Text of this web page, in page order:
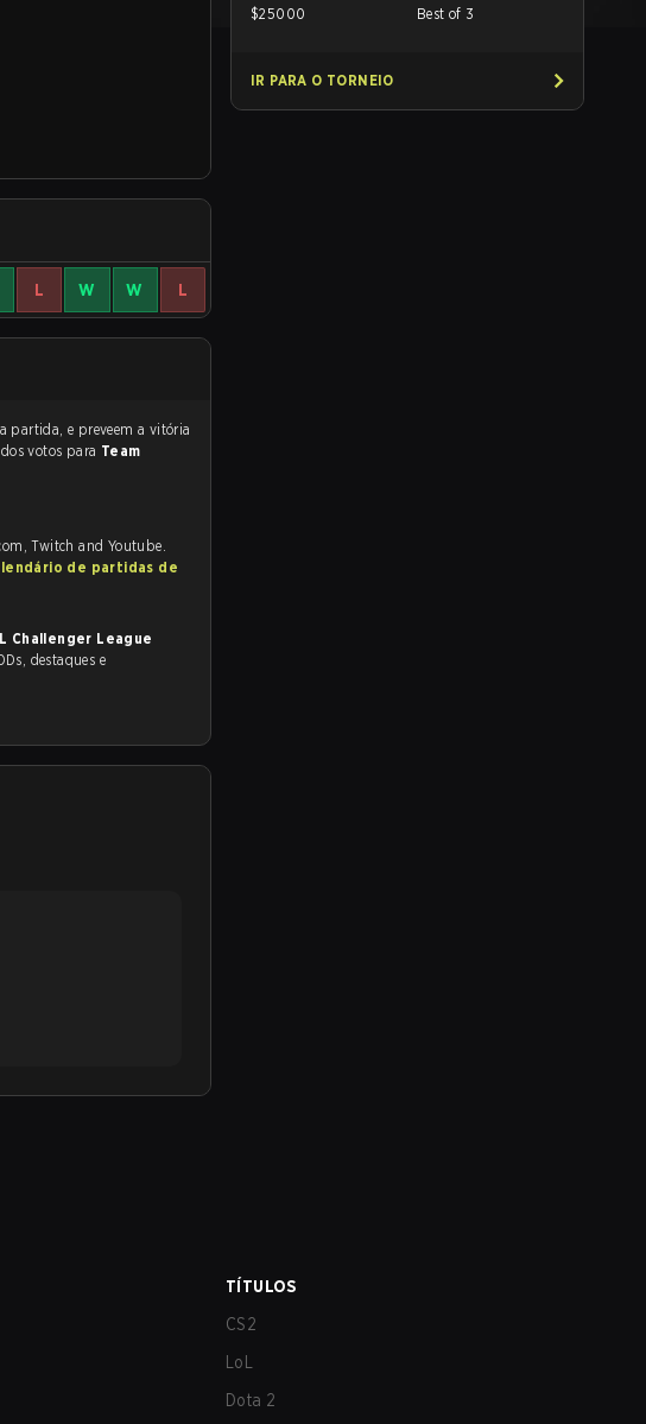
L W W L
dos votos para Team
Twitch and Youtube.
de partidas de
Challenger League
$25000
Best of 3
IR PARA O TORNEIO
TÍTULOS
CS2
LoL
Dota 2